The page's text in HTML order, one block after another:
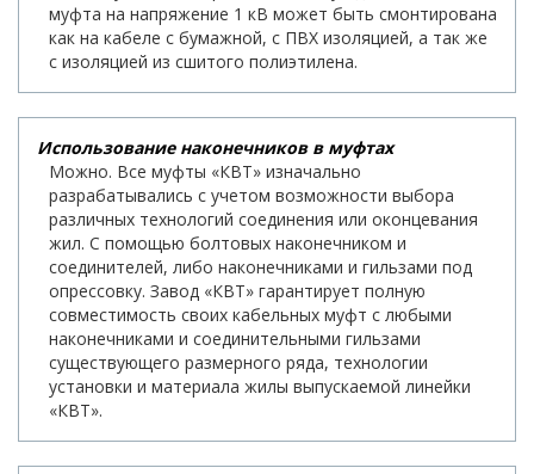
муфта на напряжение 1 кВ может быть смонтирована
как на кабеле с бумажной, с ПВХ изоляцией, а так же
с изоляцией из сшитого полиэтилена.
Использование наконечников в муфтах
Можно. Все муфты «КВТ» изначально
разрабатывались с учетом возможности выбора
различных технологий соединения или оконцевания
жил. С помощью болтовых наконечником и
соединителей, либо наконечниками и гильзами под
опрессовку. Завод «КВТ» гарантирует полную
совместимость своих кабельных муфт с любыми
наконечниками и соединительными гильзами
существующего размерного ряда, технологии
установки и материала жилы выпускаемой линейки
«КВТ».